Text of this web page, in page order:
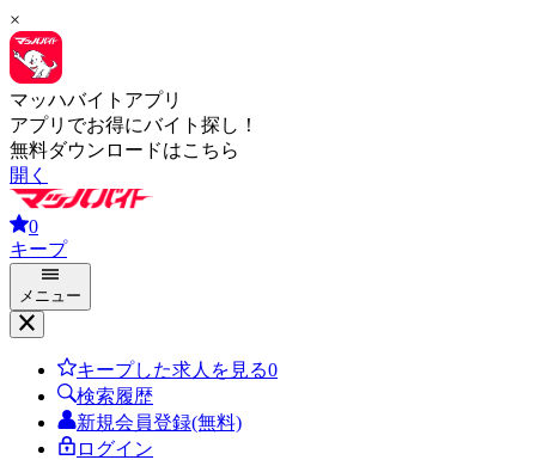
×
マッハバイトアプリ
アプリでお得にバイト探し！
無料ダウンロードはこちら
開く
0
キープ
メニュー
キープした求人を見る0
検索履歴
新規会員登録(無料)
ログイン